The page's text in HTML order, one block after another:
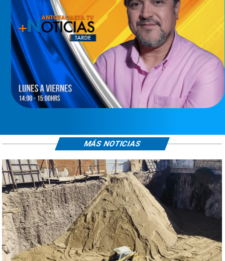
MÁS NOTICIAS